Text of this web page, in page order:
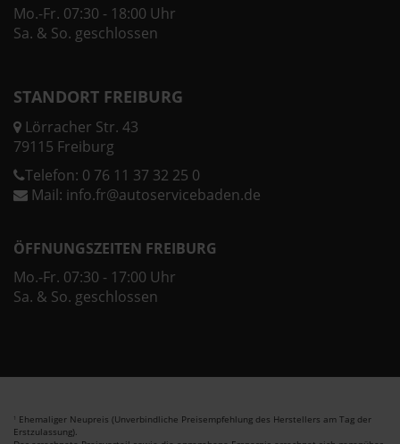
Mo.-Fr. 07:30 - 18:00 Uhr
Sa. & So. geschlossen
STANDORT FREIBURG
Lörracher Str. 43
79115 Freiburg
Telefon: 0 76 11 37 32 25 0
Mail: info.fr@autoservicebaden.de
ÖFFNUNGSZEITEN FREIBURG
Mo.-Fr. 07:30 - 17:00 Uhr
Sa. & So. geschlossen
1 Ehemaliger Neupreis (Unverbindliche Preisempfehlung des Herstellers am Tag der
Erstzulassung).